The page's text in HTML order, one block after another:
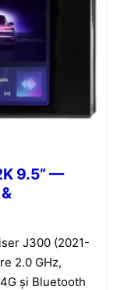
9.5” —
J300 (2021-
2.0 GHz,
și Bluetooth